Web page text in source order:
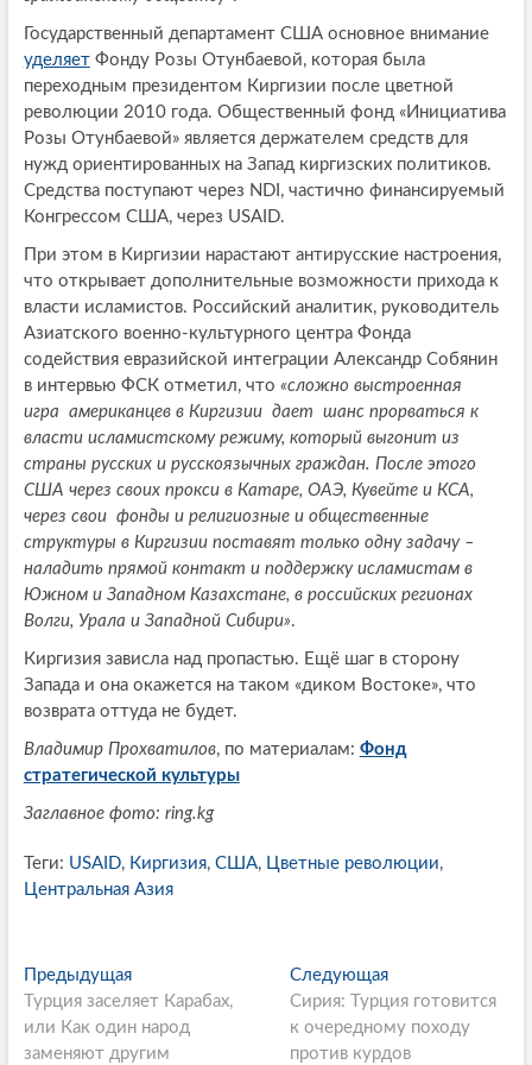
Государственный департамент США основное внимание
уделяетФонду Розы Отунбаевой, которая была
переходным президентом Киргизии после цветной
революции 2010 года. Общественный фонд «Инициатива
Розы Отунбаевой» является держателем средств для
нужд ориентированных на Запад киргизских политиков.
Средства поступают через NDI, частично финансируемый
Конгрессом США, через USAID.
При этом в Киргизии нарастают антирусские настроения,
что открывает дополнительные возможности прихода к
власти исламистов. Российский аналитик, руководитель
Азиатского военно-культурного центра Фонда
содействия евразийской интеграции Александр Собянин
в интервью ФСК отметил, что «сложно выстроенная
игра американцев в Киргизии дает шанс прорваться к
власти исламистскому режиму, который выгонит из
страны русских и русскоязычных граждан. После этого
США через своих прокси в Катаре, ОАЭ, Кувейте и КСА,
через свои фонды и религиозные и общественные
структуры в Киргизии поставят только одну задачу –
наладить прямой контакт и поддержку исламистам в
Южном и Западном Казахстане, в российских регионах
Волги, Урала и Западной Сибири».
Киргизия зависла над пропастью. Ещё шаг в сторону
Запада и она окажется на таком «диком Востоке», что
возврата оттуда не будет.
Владимир Прохватилов, по материалам: Фонд
стратегической культуры
Заглавное фото: ring.kg
Теги: USAID, Киргизия, США, Цветные революции,
Центральная Азия
P
o
ПредыдущаяП
р
е
д
Турция заселяет Карабах,
или Как один народ
заменяют другим
Следующая
л
е
д
Сирия: Турция готовится
к очередному походу
против курдов